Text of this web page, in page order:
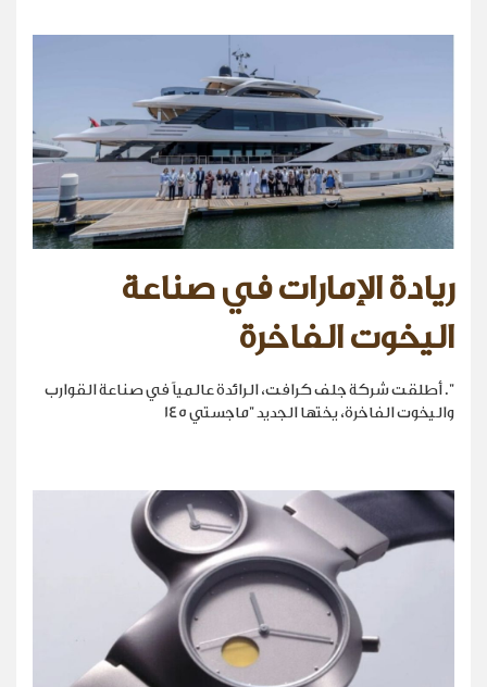
ريادة الإمارات في صناعة
اليخوت الفاخرة
". أطلقت شركة جلف كرافت، الرائدة عالمياً في صناعة القوارب
واليخوت الفاخرة، يختها الجديد "ماجستي 145